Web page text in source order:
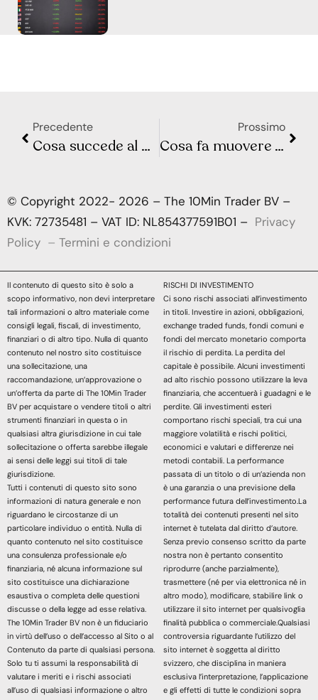
Precedente
Cosa succede al mercato azionario dopo la pausa dei rialzi dei tassi della Fed?
Prossimo
Cosa fa muovere Wall Street e la Borsa Europea? Sintesi Macro – Settimana 20
© Copyright 2022- 2026 – The 10Min Trader BV –
KVK: 72735481 – VAT ID: NL854377591B01 – Privacy
Policy – Termini e condizioni
Il contenuto di questo sito è solo a
scopo informativo, non devi interpretare
tali informazioni o altro materiale come
consigli legali, fiscali, di investimento,
finanziari o di altro tipo. Nulla di quanto
contenuto nel nostro sito costituisce
una sollecitazione, una
raccomandazione, un’approvazione o
un’offerta da parte di The 10Min Trader
BV per acquistare o vendere titoli o altri
strumenti finanziari in questa o in
qualsiasi altra giurisdizione in cui tale
sollecitazione o offerta sarebbe illegale
ai sensi delle leggi sui titoli di tale
giurisdizione.
Tutti i contenuti di questo sito sono
informazioni di natura generale e non
riguardano le circostanze di un
particolare individuo o entità. Nulla di
quanto contenuto nel sito costituisce
una consulenza professionale e/o
finanziaria, né alcuna informazione sul
sito costituisce una dichiarazione
esaustiva o completa delle questioni
discusse o della legge ad esse relativa.
The 10Min Trader BV non è un fiduciario
in virtù dell’uso o dell’accesso al Sito o al
Contenuto da parte di qualsiasi persona.
Solo tu ti assumi la responsabilità di
valutare i meriti e i rischi associati
all’uso di qualsiasi informazione o altro
RISCHI DI INVESTIMENTO
Ci sono rischi associati all’investimento
in titoli. Investire in azioni, obbligazioni,
exchange traded funds, fondi comuni e
fondi del mercato monetario comporta
il rischio di perdita. La perdita del
capitale è possibile. Alcuni investimenti
ad alto rischio possono utilizzare la leva
finanziaria, che accentuerà i guadagni e le
perdite. Gli investimenti esteri
comportano rischi speciali, tra cui una
maggiore volatilità e rischi politici,
economici e valutari e differenze nei
metodi contabili. La performance
passata di un titolo o di un’azienda non
è una garanzia o una previsione della
performance futura dell’investimento.La
totalità dei contenuti presenti nel sito
internet è tutelata dal diritto d’autore.
Senza previo consenso scritto da parte
nostra non è pertanto consentito
riprodurre (anche parzialmente),
trasmettere (né per via elettronica né in
altro modo), modificare, stabilire link o
utilizzare il sito internet per qualsivoglia
finalità pubblica o commerciale.Qualsiasi
controversia riguardante l’utilizzo del
sito internet è soggetta al diritto
svizzero, che disciplina in maniera
esclusiva l’interpretazione, l’applicazione
e gli effetti di tutte le condizioni sopra